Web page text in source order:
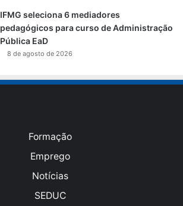
IFMG seleciona 6 mediadores
pedagógicos para curso de Administração
Pública EaD
8 de agosto de 2026
Formação
Emprego
Notícias
SEDUC